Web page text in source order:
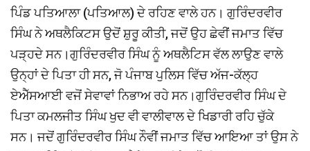
ਪਿੰਡ ਪਤਿਆਲਾ (ਪਤਿਆਲ) ਦੇ ਰਹਿਣ ਵਾਲੇ ਹਨ। ਗੁਰਿੰਦਰਵੀਰ
ਸਿੰਘ ਨੇ ਅਥਲੈਕਿਟਸ ਉਦੋਂ ਸ਼ੁਰੂ ਕੀਤੀ, ਜਦੋਂ ਉਹ ਛੇਵੀਂ ਜਮਾਤ ਵਿੱਚ
ਪੜ੍ਹਦੇ ਸਨ।ਗੁਰਿੰਦਰਵੀਰ ਸਿੰਘ ਨੂੰ ਅਥਲੈਟਿਸ ਵੱਲ ਲਾਉਣ ਵਾਲੇ
ਉਨ੍ਹਾਂ ਦੇ ਪਿਤਾ ਹੀ ਸਨ, ਜੋ ਪੰਜਾਬ ਪੁਲਿਸ ਵਿੱਚ ਅੱਜ-ਕੱਲ੍ਹ
ਏਐੱਸਆਈ ਵਜੋਂ ਸੇਵਾਵਾਂ ਨਿਭਾਅ ਰਹੇ ਸਨ।ਗੁਰਿੰਦਰਵੀਰ ਸਿੰਘ ਦੇ
ਪਿਤਾ ਕਮਲਜੀਤ ਸਿੰਘ ਖੁਦ ਵੀ ਵਾਲੀਵਾਲ ਦੇ ਖਿਡਾਰੀ ਰਹਿ ਚੁੱਕੇ
ਸਨ। ਜਦੋਂ ਗੁਰਿੰਦਰਵੀਰ ਸਿੰਘ ਨੌਵੀਂ ਜਮਾਤ ਵਿੱਚ ਆਇਆ ਤਾਂ ਉਸ ਨੇ